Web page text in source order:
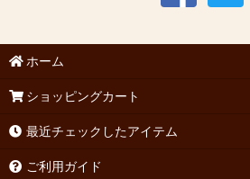
ホーム
ショッピングカート
最近チェックしたアイテム
ご利用ガイド